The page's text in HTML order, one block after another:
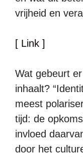
vrijheid en
[ Link ]
Wat gebeurt
inhaalt?
meest
tijd: de
invloed
door het